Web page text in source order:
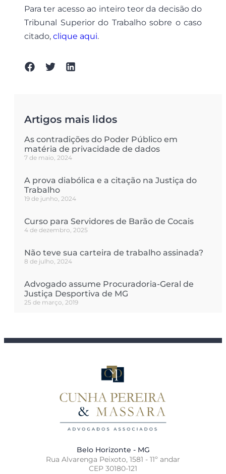
Para ter acesso ao inteiro teor da decisão do
Tribunal Superior do Trabalho sobre o caso
citado, clique aqui.
Artigos mais lidos
As contradições do Poder Público em
matéria de privacidade de dados
7 de maio, 2024
A prova diabólica e a citação na Justiça do
Trabalho
19 de junho, 2024
Curso para Servidores de Barão de Cocais
4 de dezembro, 2025
Não teve sua carteira de trabalho assinada?
8 de julho, 2024
Advogado assume Procuradoria-Geral de
Justiça Desportiva de MG
25 de março, 2019
Belo Horizonte - MG
Rua Alvarenga Peixoto, 1581 - 11º andar
CEP 30180-121